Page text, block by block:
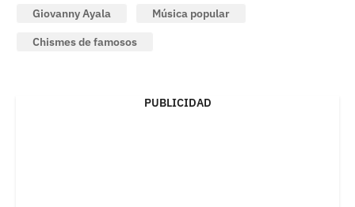
Giovanny Ayala
Música popular
Chismes de famosos
PUBLICIDAD